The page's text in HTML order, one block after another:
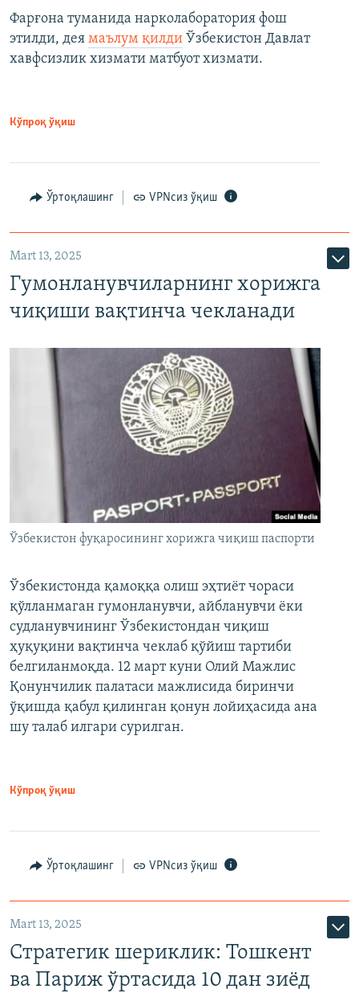
Фарғона туманида нарколаборатория фош
этилди, дея маълум қилди Ўзбекистон Давлат
хавфсизлик хизмати матбуот хизмати.
Кўпроқ ўқиш
Ўртоқлашинг VPNсиз ўқиш
Mart 13, 2025
Гумонланувчиларнинг хорижга
чиқиши вақтинча чекланади
Ўзбекистон фуқаросининг хорижга чиқиш паспорти
Ўзбекистонда қамоққа олиш эҳтиёт чораси
қўлланмаган гумонланувчи, айбланувчи ёки
судланувчининг Ўзбекистондан чиқиш
ҳуқуқини вақтинча чеклаб қўйиш тартиби
белгиланмоқда. 12 март куни Олий Мажлис
Қонунчилик палатаси мажлисида биринчи
ўқишда қабул қилинган қонун лойиҳасида ана
шу талаб илгари сурилган.
Кўпроқ ўқиш
Ўртоқлашинг VPNсиз ўқиш
Mart 13, 2025
Стратегик шериклик: Тошкент
ва Париж ўртасида 10 дан зиёд